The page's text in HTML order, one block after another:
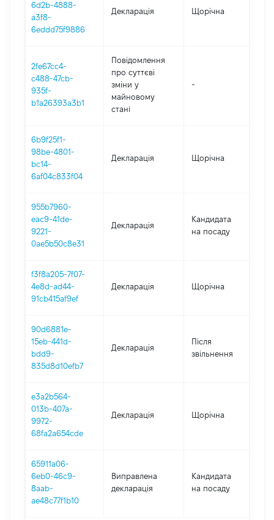
6d2b-4888-
a3f8-
6eddd75f9886
Декларація Щорічна
2fe67cc4-
c488-47cb-
935f-
b1a26393a3b1
Повідомлення
про суттєві
зміни y
майновому
стані
-
6b9f25f1-
98be-4801-
bc14-
6af04c833f04
Декларація Щорічна
955b7960-
eac9-41de-
9221-
0ae5b50c8e31
Декларація
Кандидата
на посаду
f3f8a205-7f07-
4e8d-ad44-
91cb415af9ef
Декларація Щорічна
90d6881e-
15eb-441d-
bdd9-
835d8d10efb7
Декларація
Після
звільнення
e3a2b564-
013b-407a-
9972-
68fa2a654cde
Декларація Щорічна
65911a06-
6eb0-46c9-
8aab-
ae48c77f1b10
Виправлена
декларація
Кандидата
на посаду